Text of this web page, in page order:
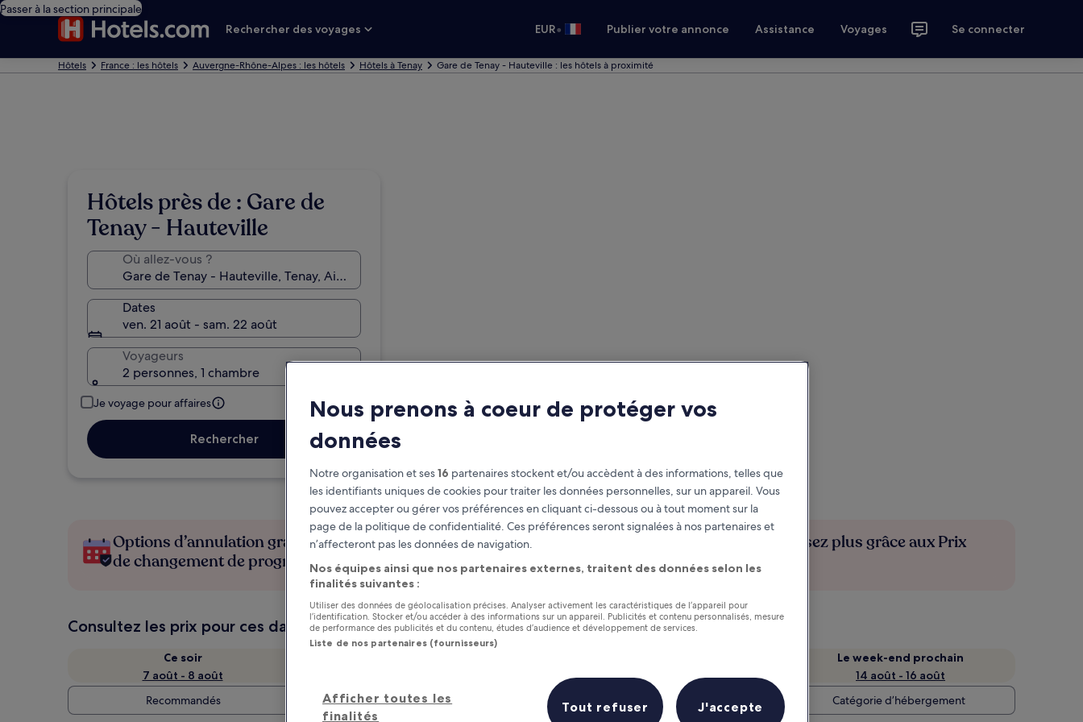
Passer à la section principale
Rechercher des voyages
EUR• Publier votre annonce Assistance Voyages Se connecter
Hôtels France : les hôtels Auvergne-Rhône-Alpes : les hôtels Hôtels à Tenay Gare de Tenay - Hauteville : les hôtels à proximité
Hôtels près de : Gare de
Tenay - Hauteville
Où allez-vous ?
Dates
ven. 21 août - sam. 22 août
Voyageurs
2 personnes, 1 chambre
Je voyage pour affaires
Rechercher
Options d’annulation gratuite en cas
de changement de programme
Gagnez des récompenses pour
chaque nuit séjournée
Économisez plus grâce aux Prix
membres
Consultez les prix pour ces dates
Ce soir
7 août - 8 août
7 août - 9 août
Le week-end prochain
14 août - 16 août
Recommandés
Prix (croissant) Distance Catégorie d’hébergement
Nous prenons à coeur de protéger vos
données
Notre organisation et ses16 partenaires stockent et/ou accèdent à des informations, telles que
les identifiants uniques de cookies pour traiter les données personnelles, sur un appareil. Vous
pouvez accepter ou gérer vos préférences en cliquant ci-dessous ou à tout moment sur la
page de la politique de confidentialité. Ces préférences seront signalées à nos partenaires et
n’affecteront pas les données de navigation.
Nos équipes ainsi que nos partenaires externes, traitent des données selon les
finalités suivantes :
Utiliser des données de géolocalisation précises. Analyser activement les caractéristiques de l’appareil pour
l’identification. Stocker et/ou accéder à des informations sur un appareil. Publicités et contenu personnalisés, mesure
de performance des publicités et du contenu, études d’audience et développement de services.
Liste de nos partenaires (fournisseurs)
Afficher toutes les
finalités
Tout refuser J'accepte